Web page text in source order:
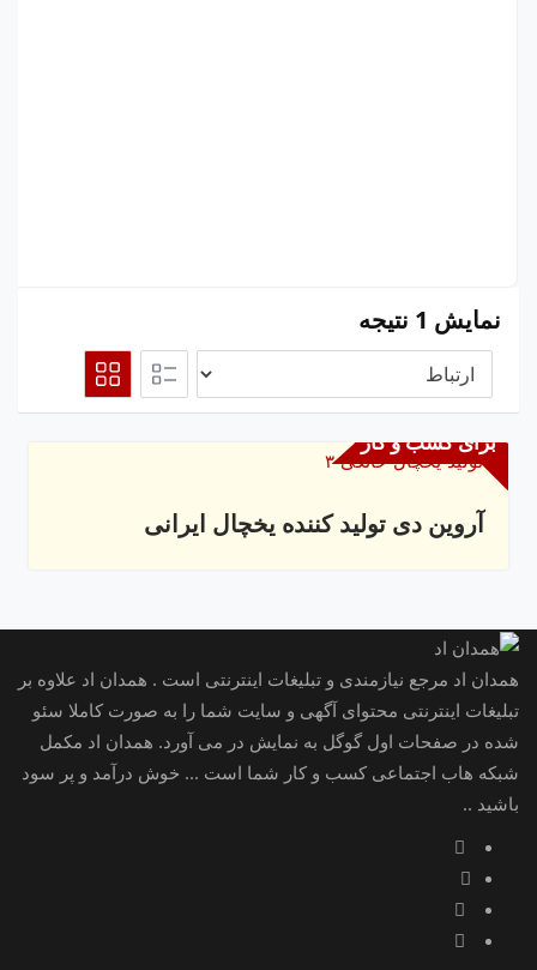
نمایش 1 نتیجه
برای کسب و کار
آروین دی تولید کننده یخچال ایرانی
همدان اد مرجع نیازمندی و تبلیغات اینترنتی است . همدان اد علاوه بر
تبلیغات اینترنتی محتوای آگهی و سایت شما را به صورت کاملا سئو
شده در صفحات اول گوگل به نمایش در می آورد. همدان اد مکمل
شبکه هاب اجتماعی کسب و کار شما است ... خوش درآمد و پر سود
باشید ..